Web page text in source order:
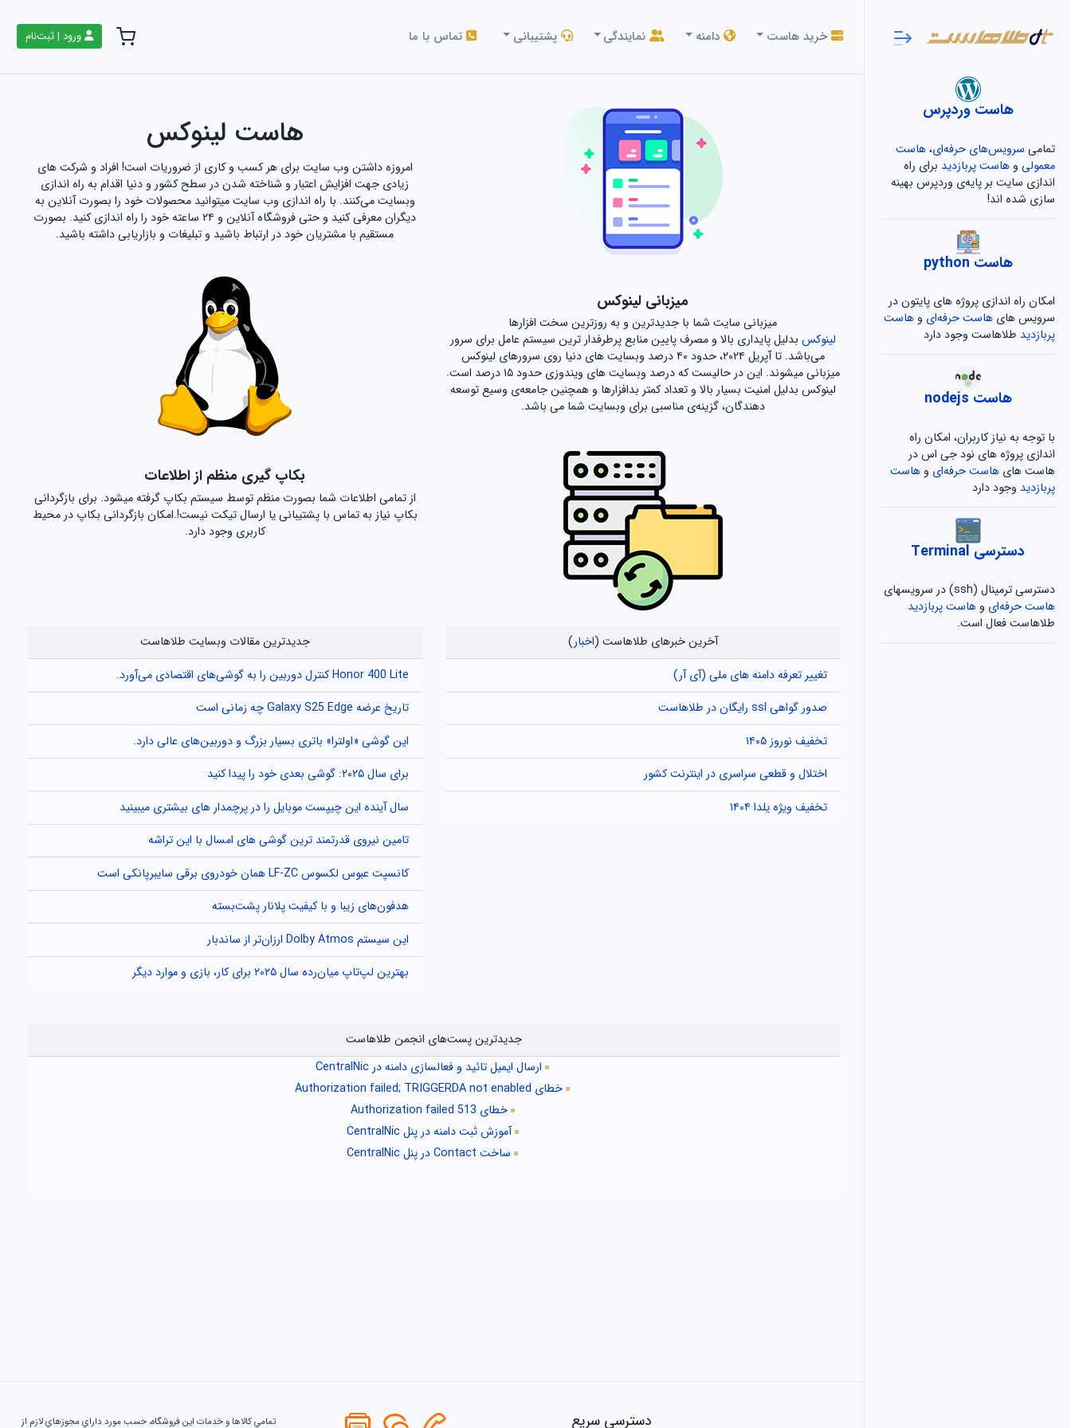
خرید هاست دامنه نمایندگی پشتیبانی تماس با ما ورود | ثبت‌نام
هاست وردپرس
تمامی سرویس‌های حرفه‌ای،هاست
معمولی و هاست پربازدید برای راه
اندازی سایت بر پایه‌ی وردپرس بهینه
سازی شده اند!
هاست python
امکان راه اندازی پروژه های پایتون در
سرویس های هاست حرفه‌ای و هاست
پربازدید طلاهاست وجود دارد
هاست nodejs
با توجه به نیاز کاربران، امکان راه
اندازی پروژه های نود جی اس در
هاست های هاست حرفه‌ای و هاست
پربازدید وجود دارد
دسترسی Terminal
دسترسی ترمینال (ssh) در سرویسهای
هاست حرفه‌ای و هاست پربازدید
طلاهاست فعال است.
هاست لینوکس
امروزه داشتن وب سایت برای هر کسب و کاری از ضروریات است! افراد و شرکت های
زیادی جهت افزایش اعتبار و شناخته شدن در سطح کشور و دنیا اقدام به راه اندازی
وبسایت می‌کنند. با راه اندازی وب سایت میتوانید محصولات خود را بصورت آنلاین به
دیگران معرفی کنید و حتی فروشگاه آنلاین و ۲۴ ساعته خود را راه اندازی کنید. بصورت
مستقیم با مشتریان خود در ارتباط باشید و تبلیغات و بازاریابی داشته باشید.
میزبانی لینوکس
میزبانی سایت شما با جدیدترین و به روزترین سخت افزارها
لینوکس بدلیل پایداری بالا و مصرف پایین منابع پرطرفدار ترین سیستم عامل برای سرور
می‌باشد. تا آپریل ۲۰۲۴، حدود ۴۰ درصد وبسایت های دنیا روی سرورهای لینوکس
میزبانی میشوند. این در حالیست که درصد وبسایت های ویندوزی حدود ۱۵ درصد است.
لینوکس بدلیل امنیت بسیار بالا و تعداد کمتر بدافزارها و همچنین جامعه‌ی وسیع توسعه
دهندگان، گزینه‌ی مناسبی برای وبسایت شما می باشد.
بکاپ گیری منظم از اطلاعات
از تمامی اطلاعات شما بصورت منظم توسط سیستم بکاپ گرفته میشود. برای بازگردانی
بکاپ نیاز به تماس با پشتیبانی یا ارسال تیکت نیست!.امکان بازگردانی بکاپ در محیط
کاربری وجود دارد.
آخرین خبرهای طلاهاست (اخبار)
تغییر تعرفه دامنه های ملی (آی آر)
صدور گواهی ssl رایگان در طلاهاست
تخفیف نوروز ۱۴۰۵
اختلال و قطعی سراسری در اینترنت کشور
تخفیف ویژه یلدا ۱۴۰۴
جدیدترین مقالات وبسایت طلاهاست
Honor 400 Lite کنترل دوربین را به گوشی‌های اقتصادی می‌آورد.
تاریخ عرضه Galaxy S25 Edge چه زمانی است
این گوشی «اولترا» باتری بسیار بزرگ و دوربین‌های عالی دارد.
برای سال ۲۰۲۵: گوشی بعدی خود را پیدا کنید
سال آینده این چیپست موبایل را در پرچمدار های بیشتری میبینید
تامین نیروی قدرتمند ترین گوشی های امسال با این تراشه
کانسپت عبوس لکسوس LF-ZC همان خودروی برقی سایبرپانکی است
هدفون‌های زیبا و با کیفیت پلانار پشت‌بسته
این سیستم Dolby Atmos ارزان‌تر از ساندبار
بهترین لپ‌تاپ میان‌رده سال ۲۰۲۵ برای کار، بازی و موارد دیگر
جدیدترین پست‌های انجمن طلاهاست
ارسال ایمیل تائید و فعالسازی دامنه در CentralNic
خطای Authorization failed; TRIGGERDA not enabled
خطای 513 Authorization failed
آموزش ثبت دامنه در پنل CentralNic
ساخت Contact در پنل CentralNic
دسترسی سریع تمامي كالاها و خدمات اين فروشگاه، حسب مورد داراي مجوزهاي لازم از